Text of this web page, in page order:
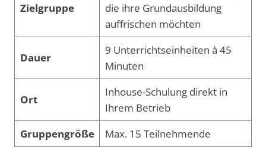
Zielgruppe
die ihre Grundausbildung
auffrischen möchten
Dauer
9 Unterrichtseinheiten à 45
Minuten
Ort
Inhouse-Schulung direkt in
Ihrem Betrieb
Gruppengröße
Max. 15 Teilnehmende